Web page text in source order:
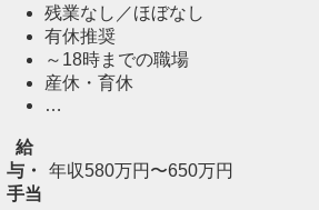
残業なし／ほぼなし
有休推奨
～18時までの職場
産休・育休
…
給
与・
手当
年収580万円〜650万円